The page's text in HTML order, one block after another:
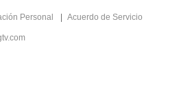
Personal Acuerdo de Servicio